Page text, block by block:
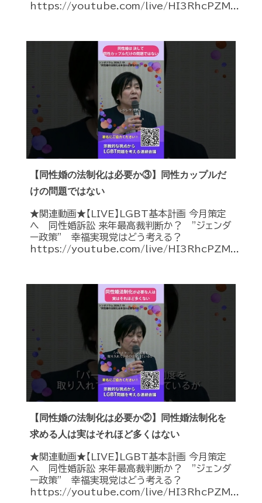
https://youtube.com/live/HI3RhcPZM...
【同性婚の法制化は必要か③】同性カップルだ
けの問題ではない
★関連動画★【LIVE】LGBT基本計画 今月策定
へ 同性婚訴訟 来年最高裁判断か？ ”ジェンダ
ー政策” 幸福実現党はどう考える？
https://youtube.com/live/HI3RhcPZM...
【同性婚の法制化は必要か②】同性婚法制化を
求める人は実はそれほど多くはない
★関連動画★【LIVE】LGBT基本計画 今月策定
へ 同性婚訴訟 来年最高裁判断か？ ”ジェンダ
ー政策” 幸福実現党はどう考える？
https://youtube.com/live/HI3RhcPZM...